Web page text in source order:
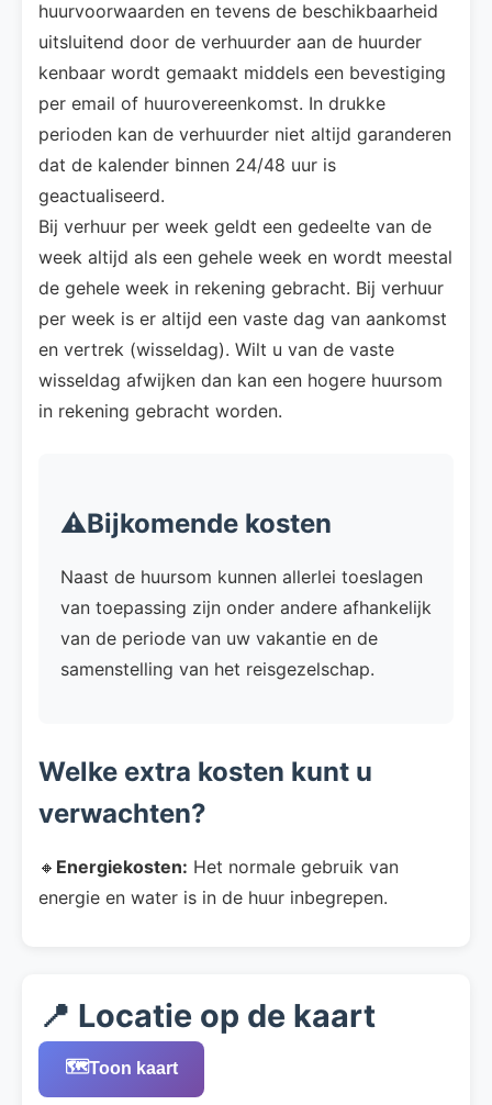
huurvoorwaarden en tevens de beschikbaarheid
uitsluitend door de verhuurder aan de huurder
kenbaar wordt gemaakt middels een bevestiging
per email of huurovereenkomst. In drukke
perioden kan de verhuurder niet altijd garanderen
dat de kalender binnen 24/48 uur is
geactualiseerd.
Bij verhuur per week geldt een gedeelte van de
week altijd als een gehele week en wordt meestal
de gehele week in rekening gebracht. Bij verhuur
per week is er altijd een vaste dag van aankomst
en vertrek (wisseldag). Wilt u van de vaste
wisseldag afwijken dan kan een hogere huursom
in rekening gebracht worden.
⚠️Bijkomende kosten
Naast de huursom kunnen allerlei toeslagen
van toepassing zijn onder andere afhankelijk
van de periode van uw vakantie en de
samenstelling van het reisgezelschap.
Welke extra kosten kunt u
verwachten?
🔸 Energiekosten: Het normale gebruik van
energie en water is in de huur inbegrepen.
📍 Locatie op de kaart
🗺️Toon kaart